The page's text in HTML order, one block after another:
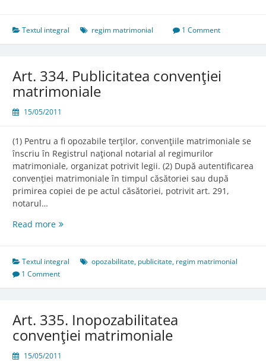
de
preciput
Textul integral regim matrimonial 1 Comment
Art. 334. Publicitatea convenţiei
matrimoniale
15/05/2011
(1) Pentru a fi opozabile terţilor, convenţiile matrimoniale se
înscriu în Registrul naţional notarial al regimurilor
matrimoniale, organizat potrivit legii. (2) După autentificarea
convenţiei matrimoniale în timpul căsătoriei sau după
primirea copiei de pe actul căsătoriei, potrivit art. 291,
notarul…
Read moreArt.
convenţiei
matrimoniale
Textul integral opozabilitate, publicitate, regim matrimonial
1 Comment
Art. 335. Inopozabilitatea
convenţiei matrimoniale
15/05/2011